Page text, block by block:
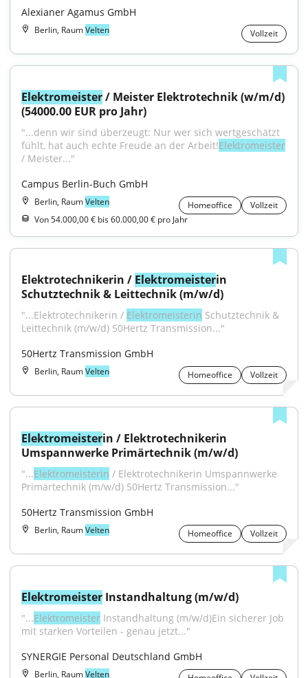
Alexianer Agamus GmbH
Berlin, RaumVelten Vollzeit
Elektromeister / Meister Elektrotechnik (w/m/d)
(54000.00 EUR pro Jahr)
"...denn wir sind überzeugt: Nur wer sich wertgeschätzt
fühlt, hat auch echte Freude an der Arbeit!Elektromeister
/ Meister..."
Campus Berlin-Buch GmbH
Berlin, RaumVelten Homeoffice
Vollzeit
Von 54.000,00 € bis 60.000,00 € pro Jahr
Elektrotechnikerin / Elektromeisterin
Schutztechnik & Leittechnik (m/w/d)
"...Elektrotechnikerin / Elektromeisterin Schutztechnik &
Leittechnik (m/w/d) 50Hertz Transmission..."
50Hertz Transmission GmbH
Berlin, RaumVelten Homeoffice Vollzeit
Elektromeisterin / Elektrotechnikerin
Umspannwerke Primärtechnik (m/w/d)
"...Elektromeisterin / Elektrotechnikerin Umspannwerke
Primärtechnik (m/w/d) 50Hertz Transmission..."
50Hertz Transmission GmbH
Berlin, RaumVelten Homeoffice Vollzeit
Elektromeister Instandhaltung (m/w/d)
"...Elektromeister Instandhaltung (m/w/d)Ein sicherer Job
mit starken Vorteilen - genau jetzt..."
SYNERGIE Personal Deutschland GmbH
Berlin, RaumVelten